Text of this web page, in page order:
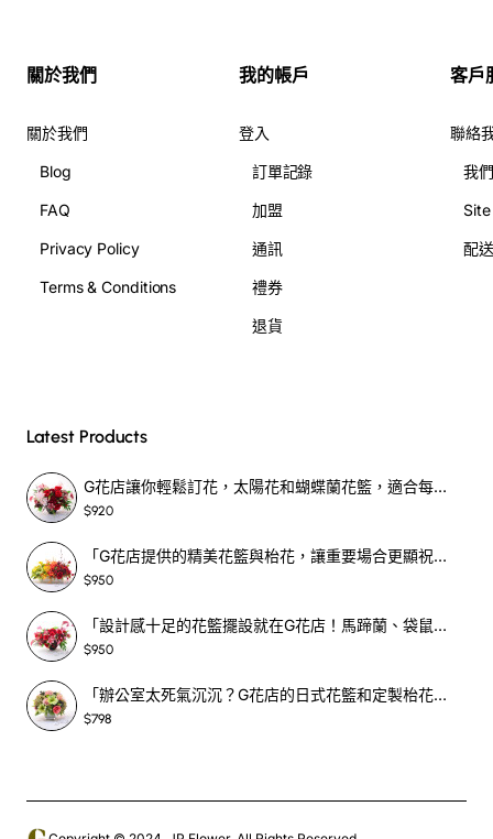
關於我們
關於我們
Blog
FAQ
Privacy Policy
Terms & Conditions
我的帳戶
登入
訂單記錄
加盟
通訊
禮券
退貨
客戶
聯絡
我
配
Latest Products
G花店讓你輕鬆訂花，太陽花和蝴蝶蘭花籃，適合每個重要時刻！-SF390
$920
「G花店提供的精美花籃與枱花，讓重要場合更顯祝賀與喜悅，適合各種用場！」-SF398
$950
「設計感十足的花籃擺設就在G花店！馬蹄蘭、袋鼠爪、罌粟花，為你的重大場合增光添彩！」-SF209
$950
「辦公室太死氣沉沉？G花店的日式花籃和定製枱花，為你帶來新鮮感！」-SF465
$798